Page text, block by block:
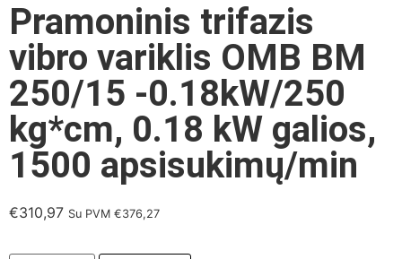
Pramoninis trifazis
vibro variklis OMB BM
250/15 -0.18kW/250
kg*cm, 0.18 kW galios,
1500 apsisukimų/min
€310,97 Su PVM €376,27